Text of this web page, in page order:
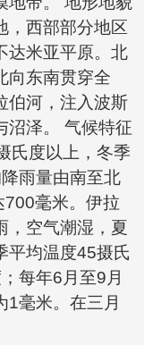
，西部部分地区
达米亚平原。北
向东南贯穿全
伯河，注入波斯
沼泽。 气候特征
氏度以上，冬季
雨量由南至北
毫米。伊拉
，空气潮湿，夏
平均温度45摄氏
每年6月至9月
1毫米。在三月